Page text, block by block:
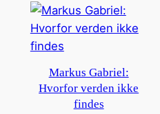
Markus Gabriel:
Hvorfor verden ikke
findes